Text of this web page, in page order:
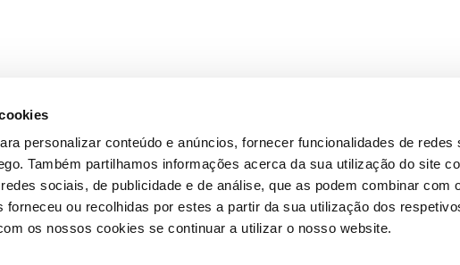
personalizar conteúdo e anúncios, fornecer funcionalidades de redes
Também partilhamos informações acerca da sua utilização do site
sociais, de publicidade e de análise, que as podem combinar com
forneceu ou recolhidas por estes a partir da sua utilização dos
os nossos cookies se continuar a utilizar o nosso website.